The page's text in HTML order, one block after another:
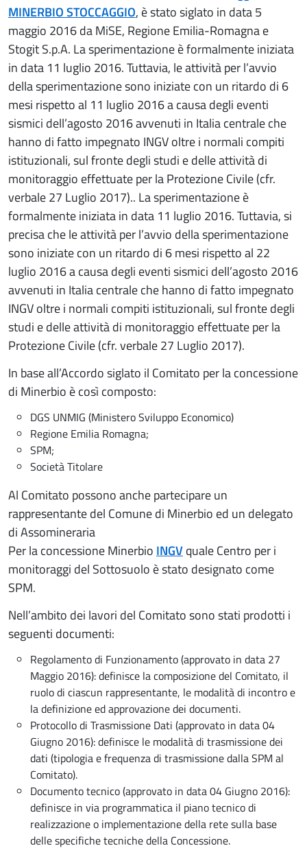
MINERBIO STOCCAGGIO, è stato siglato in data 5
maggio 2016 da MiSE, Regione Emilia-Romagna e
Stogit S.p.A. La sperimentazione è formalmente iniziata
in data 11 luglio 2016. Tuttavia, le attività per l’avvio
della sperimentazione sono iniziate con un ritardo di 6
mesi rispetto al 11 luglio 2016 a causa degli eventi
sismici dell’agosto 2016 avvenuti in Italia centrale che
hanno di fatto impegnato INGV oltre i normali compiti
istituzionali, sul fronte degli studi e delle attività di
monitoraggio effettuate per la Protezione Civile (cfr.
verbale 27 Luglio 2017).. La sperimentazione è
formalmente iniziata in data 11 luglio 2016. Tuttavia, si
precisa che le attività per l’avvio della sperimentazione
sono iniziate con un ritardo di 6 mesi rispetto al 22
luglio 2016 a causa degli eventi sismici dell’agosto 2016
avvenuti in Italia centrale che hanno di fatto impegnato
INGV oltre i normali compiti istituzionali, sul fronte degli
studi e delle attività di monitoraggio effettuate per la
Protezione Civile (cfr. verbale 27 Luglio 2017).
In base all’Accordo siglato il Comitato per la concessione
di Minerbio è così composto:
DGS UNMIG (Ministero Sviluppo Economico)
Regione Emilia Romagna;
SPM;
Società Titolare
Al Comitato possono anche partecipare un
rappresentante del Comune di Minerbio ed un delegato
di Assomineraria
Per la concessione Minerbio INGVquale Centro per i
monitoraggi del Sottosuolo è stato designato come
SPM.
Nell’ambito dei lavori del Comitato sono stati prodotti i
seguenti documenti:
Regolamento di Funzionamento (approvato in data 27
Maggio 2016): definisce la composizione del Comitato, il
ruolo di ciascun rappresentante, le modalità di incontro e
la definizione ed approvazione dei documenti.
Protocollo di Trasmissione Dati (approvato in data 04
Giugno 2016): definisce le modalità di trasmissione dei
dati (tipologia e frequenza di trasmissione dalla SPM al
Comitato).
Documento tecnico (approvato in data 04 Giugno 2016):
definisce in via programmatica il piano tecnico di
realizzazione o implementazione della rete sulla base
delle specifiche tecniche della Concessione.